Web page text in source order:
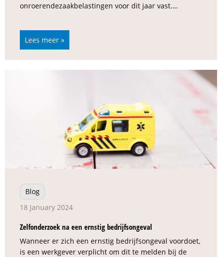
onroerendezaakbelastingen voor dit jaar vast.…
Lees meer »
Blog
18 January 2024
Zelfonderzoek na een ernstig bedrijfsongeval
Wanneer er zich een ernstig bedrijfsongeval voordoet,
is een werkgever verplicht om dit te melden bij de